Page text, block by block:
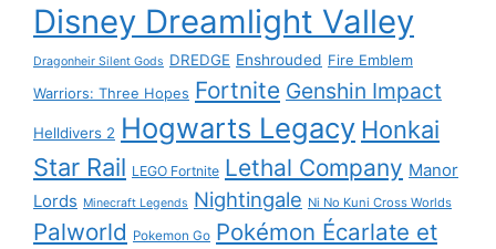
Disney Dreamlight Valley
Dragonheir Silent Gods DREDGE Enshrouded Fire Emblem
Warriors: Three Hopes Fortnite Genshin Impact
Helldivers 2 Hogwarts Legacy Honkai
Star Rail LEGO Fortnite Lethal Company Manor
Lords Minecraft Legends Nightingale Ni No Kuni Cross Worlds
Palworld Pokemon Go Pokémon Écarlate et